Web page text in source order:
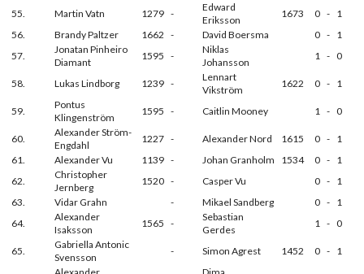
55.
Martin Vatn 1279 -
Edward
Eriksson
1673 0 - 1
56.
Brandy Paltzer 1662 - David Boersma 0 - 1
57.
Jonatan Pinheiro
Diamant
1595 -
Niklas
Johansson
1 - 0
58. Lukas Lindborg 1239 -
Lennart
Vikström
1622 0 - 1
59.
Pontus
Klingenström
1595 - Caitlin Mooney 1 - 0
60.
Alexander Ström-
Engdahl
1227 - Alexander Nord 1615 0 - 1
61.
Alexander Vu 1139 - Johan Granholm 1534 0 - 1
62.
Christopher
Jernberg
1520 - Casper Vu 0 - 1
63.
Vidar Grahn - Mikael Sandberg 0 - 1
64.
Alexander
Isaksson
1565 -
Sebastian
Gerdes
1 - 0
65.
Gabriella Antonic
Svensson
- Simon Agrest 1452 0 - 1